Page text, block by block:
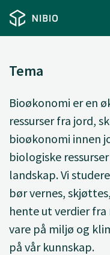
Tema
Bioøkonomi er en
ressurser fra jord,
bioøkonomi innen
biologiske
landskap. Vi
bør vernes,
hente ut verdier
vare på miljø og
på vår kunnskap.